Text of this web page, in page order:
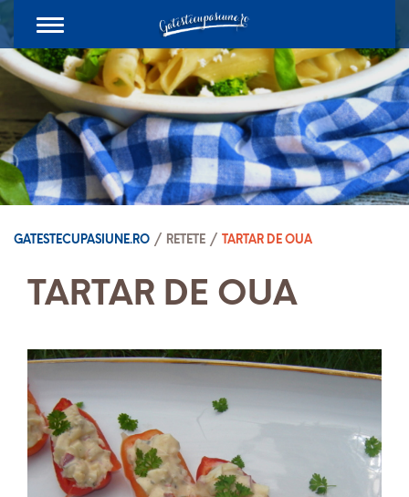
Toggle
GATESTECUPASIUNE.RO / RETETE / TARTAR DE OUA
TARTAR DE OUA